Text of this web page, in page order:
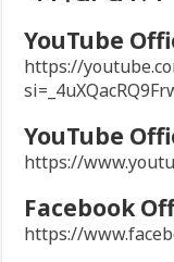
YouTube
https://
YouTube
https://
Facebook
https://